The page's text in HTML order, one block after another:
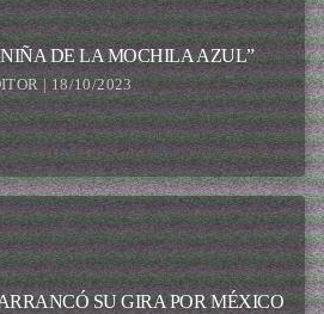
DE LA MOCHILA AZUL”
| 18/10/2023
SU GIRA POR MÉXICO